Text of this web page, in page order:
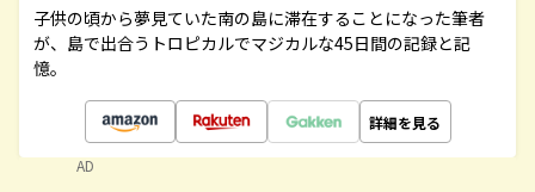
子供の頃から夢見ていた南の島に滞在することになった筆者
が、島で出合うトロピカルでマジカルな45日間の記録と記
憶。
詳細を見る
AD